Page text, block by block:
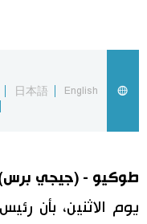
سياحة وسفر
اليابان في فيديو
مانغا وأنيمي
English
日本語
طوكيو - (جيجي
يوم الاثنين، بأن